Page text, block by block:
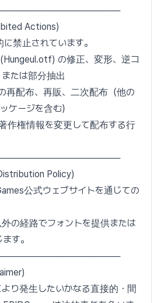
Actions)
禁止されています。
の修正、変形、逆コ
たは部分抽出
再配布、再販、二次配布（他の
ケージを含む）
作権情報を変更して配布する行
Policy)
公式ウェブサイトを通じての
の経路でフォントを提供または
す。
り発生したいかなる直接的・間